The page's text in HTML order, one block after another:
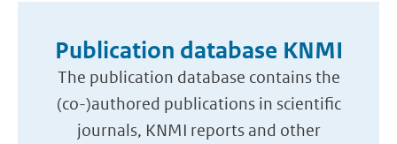
Publication database KNMI
The publication database contains the
(co-)authored publications in scientific
journals, KNMI reports and other